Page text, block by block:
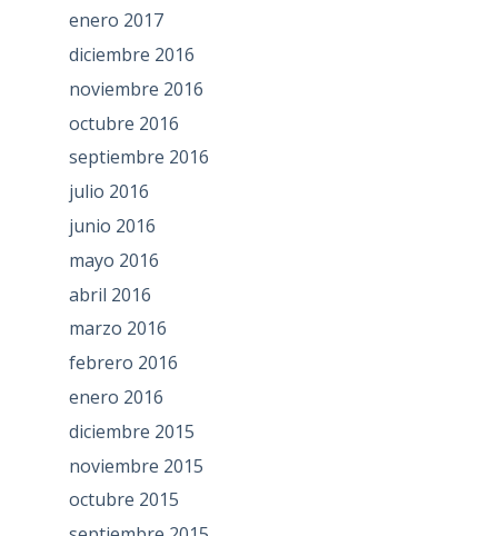
enero 2017
diciembre 2016
noviembre 2016
octubre 2016
septiembre 2016
julio 2016
junio 2016
mayo 2016
abril 2016
marzo 2016
febrero 2016
enero 2016
diciembre 2015
noviembre 2015
octubre 2015